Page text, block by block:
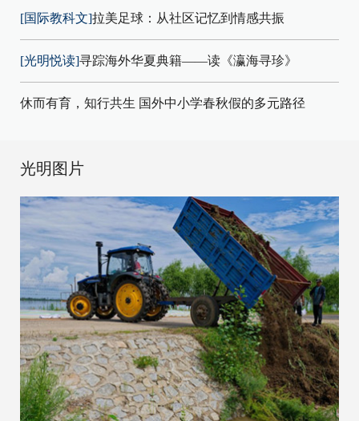
[国际教科文]拉美足球：从社区记忆到情感共振
[光明悦读]寻踪海外华夏典籍——读《瀛海寻珍》
休而有育，知行共生 国外中小学春秋假的多元路径
光明图片